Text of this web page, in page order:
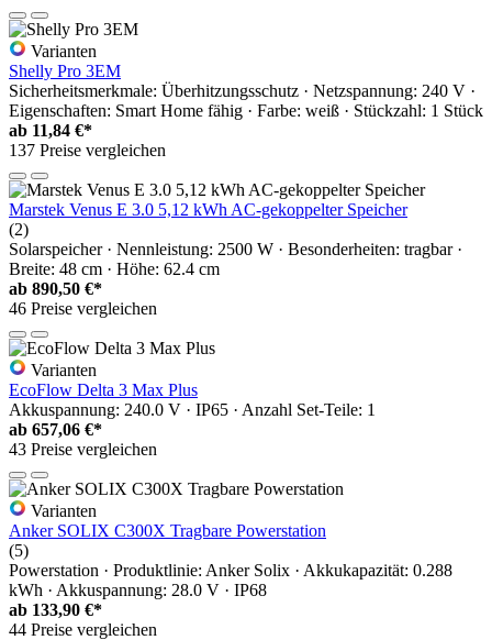
Varianten
Shelly Pro 3EM
Sicherheitsmerkmale: Überhitzungsschutz · Netzspannung: 240 V ·
Eigenschaften: Smart Home fähig · Farbe: weiß · Stückzahl: 1 Stück
ab 11,84 €*
137 Preise vergleichen
Marstek Venus E 3.0 5,12 kWh AC-gekoppelter Speicher
(2)
Solarspeicher · Nennleistung: 2500 W · Besonderheiten: tragbar ·
Breite: 48 cm · Höhe: 62.4 cm
ab 890,50 €*
46 Preise vergleichen
Varianten
EcoFlow Delta 3 Max Plus
Akkuspannung: 240.0 V · IP65 · Anzahl Set-Teile: 1
ab 657,06 €*
43 Preise vergleichen
Varianten
Anker SOLIX C300X Tragbare Powerstation
(5)
Powerstation · Produktlinie: Anker Solix · Akkukapazität: 0.288
kWh · Akkuspannung: 28.0 V · IP68
ab 133,90 €*
44 Preise vergleichen